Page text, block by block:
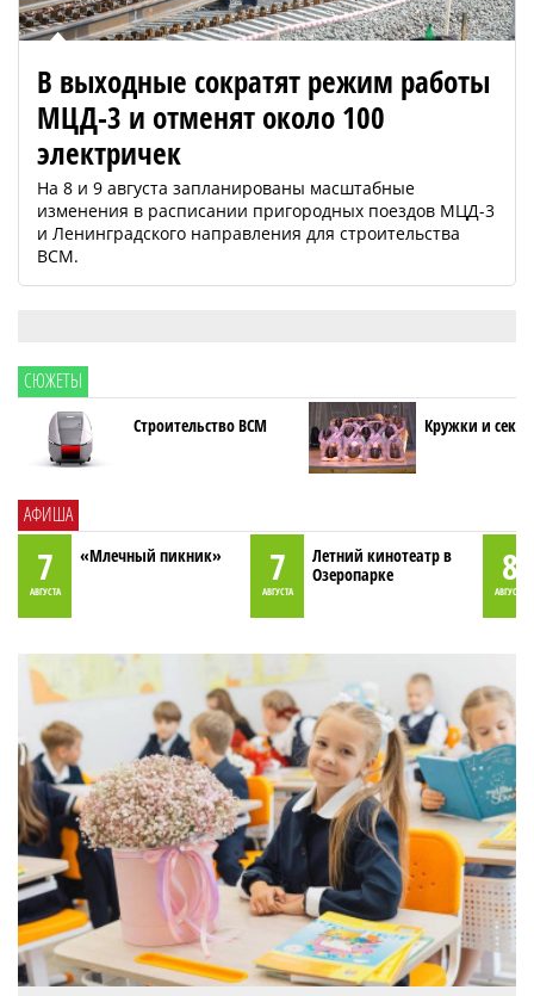
В выходные сократят режим работы
МЦД-3 и отменят около 100
электричек
На 8 и 9 августа запланированы масштабные
изменения в расписании пригородных поездов МЦД-3
и Ленинградского направления для строительства
ВСМ.
СЮЖЕТЫ
Строительство ВСМ Кружки и
АФИША
7
АВГУСТА
«Млечный пикник» 7
АВГУСТА
Летний кинотеатр в
Озеропарке
8
АВГУСТА